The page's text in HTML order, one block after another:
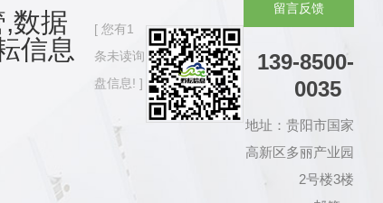
数据
信息
您有1
条未读询
盘信息!
留言反馈
139-8500-
0035
地址：贵阳市国家
高新区多丽产业园
2号楼3楼